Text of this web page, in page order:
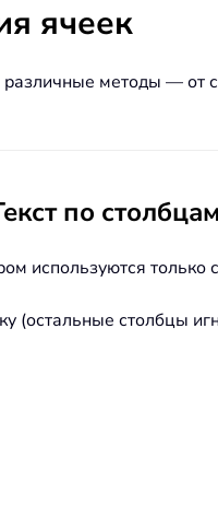
ячеек
методы —
по
используются только
(остальные столбцы